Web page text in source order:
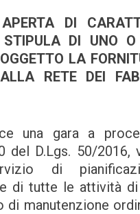
DI
STIPULA DI UNO
LA
RETE DEI
una gara a
del D.Lgs. 50/2016,
di
di tutte le attività
di manutenzione